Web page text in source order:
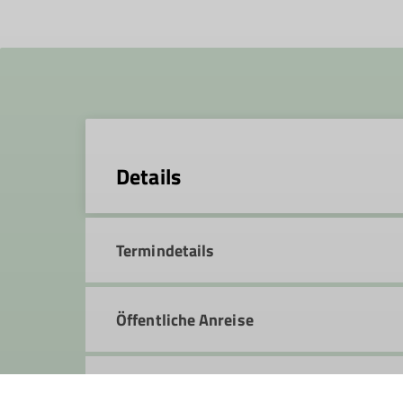
Details
Termindetails
Öffentliche Anreise